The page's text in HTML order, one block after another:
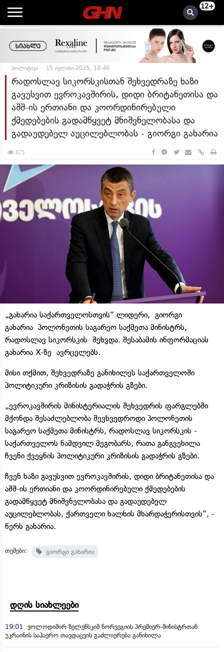
12+
პოლიტიკა 15 ივლისი 2025, 18:46
რადოსლავ სიკორსკისთან შეხვედრაზე ხაზი
გავუსვით ევროკავშირის, დიდი ბრიტანეთისა და
აშშ-ის ერთიანი და კოორდინირებული
ქმედებების გადამწყვეტ მნიშვნელობასა და
გადაუდებელ აუცილებლობას - გიორგი გახარია
875
„გახარია საქართველოსთვის“ ლიდერი, გიორგი
გახარია პოლონეთის საგარეო საქმეთა მინისტრს,
რადოსლავ სიკორსკის შეხვდა. შესაბამის ინფორმაციას
გახარია X-ზე ავრცელებს.
მისი თქმით, შეხვედრაზე განიხილეს საქართველოში
პოლიტიკური კრიზისის გადაჭრის გზები.
„ევროკავშირის მინისტერიალის შეხვედრის ფარგლებში
მქონდა შესაძლებლობა შევხვედროდი პოლონეთის
საგარეო საქმეთა მინისტრს, რადოსლავ სიკორსკის -
საქართველოს ნამდვილ მეგობარს, რათა განგვეხილა
ჩვენი ქვეყნის პოლიტიკური კრიზისის გადაჭრის გზები.
ჩვენ ხაზი გავუსვით ევროკავშირის, დიდი ბრიტანეთისა და
აშშ-ის ერთიანი და კოორდინირებული ქმედებების
გადამწყვეტ მნიშვნელობასა და გადაუდებელ
აუცილებლობას, ქართველი ხალხის მხარდაჭერისთვის”, -
წერს გახარია.
თემები: გიორგი გახარია
დღის სიახლეები
19:01
ვოლოდიმირ ზელენსკიმ ნორვეგიის პრემიერ-მინისტრთან
უკრაინის საჰაერო თავდაცვის გაძლიერება განიხილა